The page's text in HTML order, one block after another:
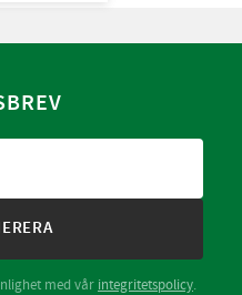
med vår integritetspolicy.